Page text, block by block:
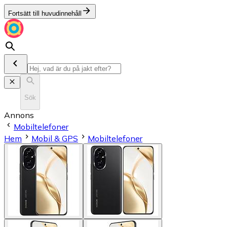
Fortsätt till huvudinnehåll
Sök
Annons
Mobiltelefoner
Hem
Mobil & GPS Mobiltelefoner